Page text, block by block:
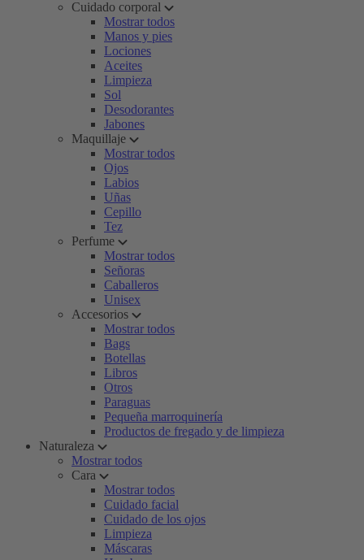
Cuidado corporal
Mostrar todos
Manos y pies
Lociones
Aceites
Limpieza
Sol
Desodorantes
Jabones
Maquillaje
Mostrar todos
Ojos
Labios
Uñas
Cepillo
Tez
Perfume
Mostrar todos
Señoras
Caballeros
Unisex
Accesorios
Mostrar todos
Bags
Botellas
Libros
Otros
Paraguas
Pequeña marroquinería
Productos de fregado y de limpieza
Naturaleza
Mostrar todos
Cara
Mostrar todos
Cuidado facial
Cuidado de los ojos
Limpieza
Máscaras